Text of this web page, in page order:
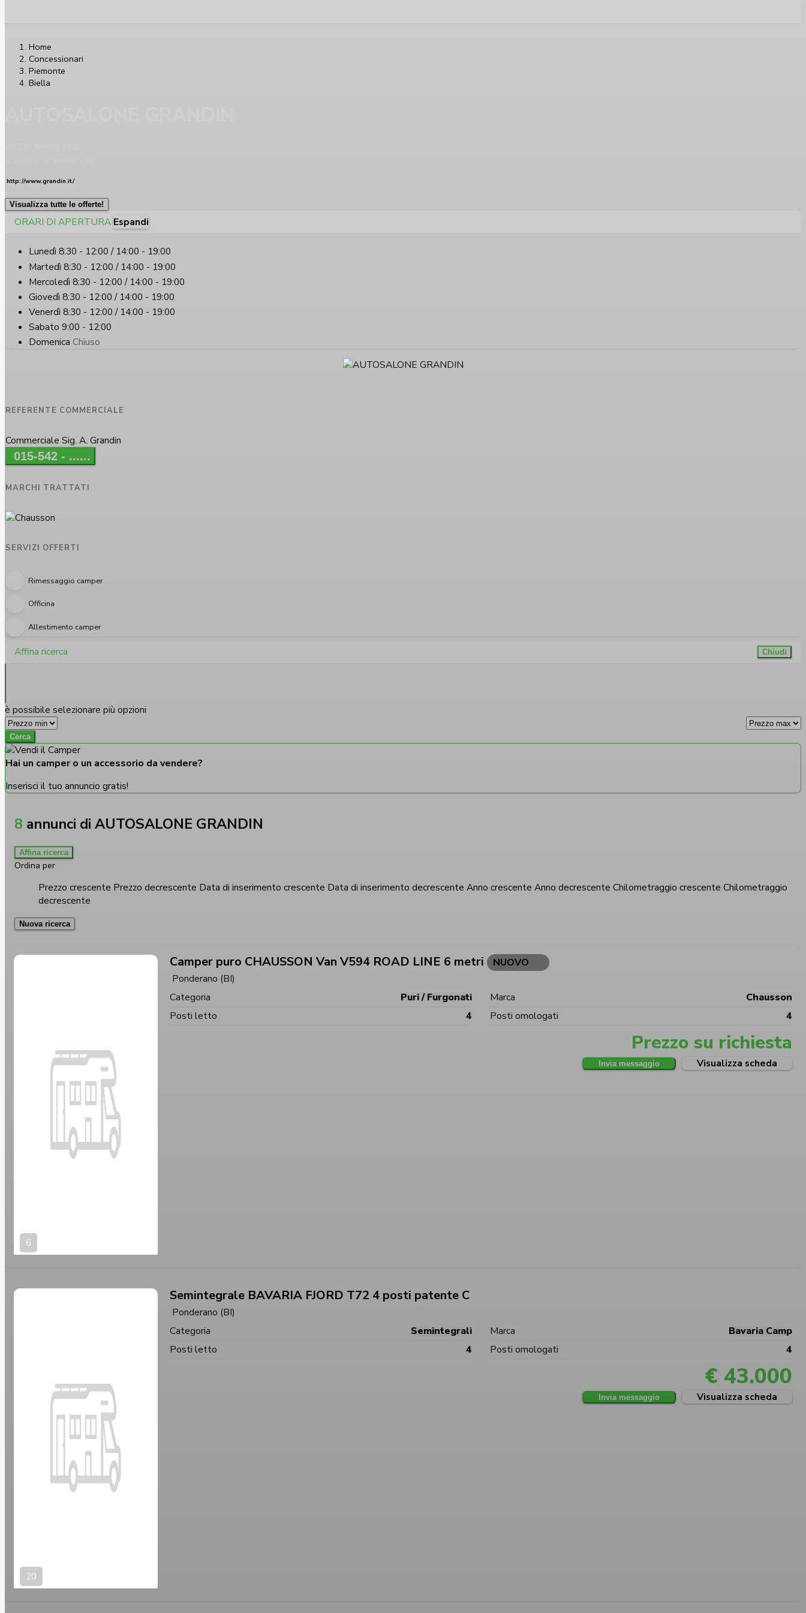
Home
Concessionari
Piemonte
Biella
http://www.grandin.it/
Visualizza tutte le offerte!
ORARI DI APERTURA Espandi
Lunedì 8:30 - 12:00 / 14:00 - 19:00
Martedì 8:30 - 12:00 / 14:00 - 19:00
Mercoledì 8:30 - 12:00 / 14:00 - 19:00
Giovedì 8:30 - 12:00 / 14:00 - 19:00
Venerdì 8:30 - 12:00 / 14:00 - 19:00
Sabato 9:00 - 12:00
Domenica Chiuso
REFERENTE COMMERCIALE
Commerciale Sig. A. Grandin
015-542 - ......
MARCHI TRATTATI
SERVIZI OFFERTI
Rimessaggio camper
Officina
Allestimento camper
Affina ricerca Chiudi
è possibile selezionare più opzioni
Cerca
Hai un camper o un accessorio da vendere?
Inserisci il tuo annuncio gratis!
8 annunci di AUTOSALONE GRANDIN
Affina ricerca
Ordina per
Prezzo crescente Prezzo decrescente Data di inserimento crescente Data di inserimento decrescente Anno crescente Anno decrescente Chilometraggio crescente Chilometraggio
decrescente
Nuova ricerca
6
Camper puro CHAUSSON Van V594 ROAD LINE 6 metri
NUOVO
Ponderano (BI)
Categoria
Puri / Furgonati Marca
Chausson
Posti letto
4 Posti omologati 4
Prezzo su richiesta
Invia messaggio Visualizza scheda
20
Semintegrale BAVARIA FJORD T72 4 posti patente C
Ponderano (BI)
Categoria
Semintegrali Marca
Bavaria Camp
Posti letto
4 Posti omologati 4
€ 43.000
Invia messaggio Visualizza scheda